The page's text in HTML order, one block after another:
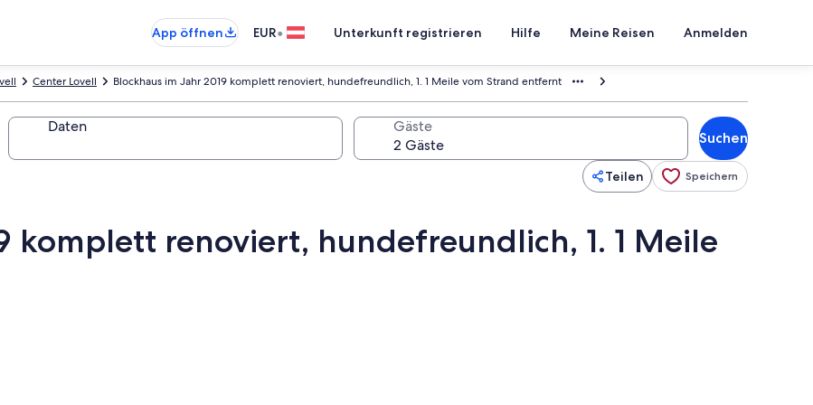
App öffnen
EUR• Unterkunft registrieren Hilfe Meine Reisen Anmelden
Blockhaus im Jahr 2019 komplett renoviert, hundefreundlich, 1. 1 Meile vom Strand entfernt
Center Lovell
Daten Gäste
Suchen
Teilen Speichern
komplett renoviert, hundefreundlich, 1. 1 Meile